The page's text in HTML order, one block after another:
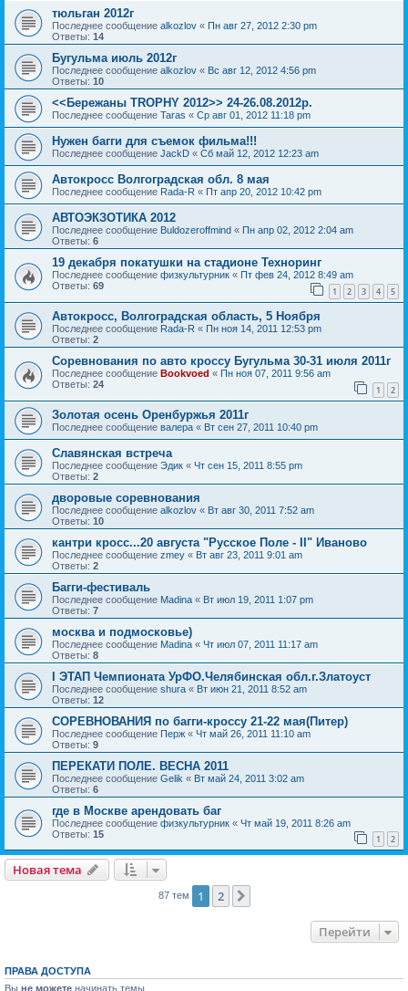
тюльган 2012г
Последнее сообщение alkozlov « Пн авг 27, 2012 2:30 pm
Ответы: 14
Бугульма июль 2012г
Последнее сообщение alkozlov « Вс авг 12, 2012 4:56 pm
Ответы: 10
<<Бережаны TROPHY 2012>> 24-26.08.2012р.
Последнее сообщение Taras « Ср авг 01, 2012 11:18 pm
Нужен багги для съемок фильма!!!
Последнее сообщение JackD « Сб май 12, 2012 12:23 am
Автокросс Волгоградская обл. 8 мая
Последнее сообщение Rada-R « Пт апр 20, 2012 10:42 pm
АВТОЭКЗОТИКА 2012
Последнее сообщение Buldozeroffmind « Пн апр 02, 2012 2:04 am
Ответы: 6
19 декабря покатушки на стадионе Техноринг
Последнее сообщение физкультурник « Пт фев 24, 2012 8:49 am
Ответы: 69 1 2 3 4 5
Автокросс, Волгоградская область, 5 Ноября
Последнее сообщение Rada-R « Пн ноя 14, 2011 12:53 pm
Ответы: 2
Соревнования по авто кроссу Бугульма 30-31 июля 2011г
Последнее сообщение Bookvoed « Пн ноя 07, 2011 9:56 am
Ответы: 24 1 2
Золотая осень Оренбуржья 2011г
Последнее сообщение валера « Вт сен 27, 2011 10:40 pm
Славянская встреча
Последнее сообщение Эдик « Чт сен 15, 2011 8:55 pm
Ответы: 2
дворовые соревнования
Последнее сообщение alkozlov « Вт авг 30, 2011 7:52 am
Ответы: 10
кантри кросс...20 августа "Русское Поле - II" Иваново
Последнее сообщение zmey « Вт авг 23, 2011 9:01 am
Ответы: 2
Багги-фестиваль
Последнее сообщение Madina « Вт июл 19, 2011 1:07 pm
Ответы: 7
москва и подмосковье)
Последнее сообщение Madina « Чт июл 07, 2011 11:17 am
Ответы: 8
I ЭТАП Чемпионата УрФО.Челябинская обл.г.Златоуст
Последнее сообщение shura « Вт июн 21, 2011 8:52 am
Ответы: 12
СОРЕВНОВАНИЯ по багги-кроссу 21-22 мая(Питер)
Последнее сообщение Перж « Чт май 26, 2011 11:10 am
Ответы: 9
ПЕРЕКАТИ ПОЛЕ. ВЕСНА 2011
Последнее сообщение Gelik « Вт май 24, 2011 3:02 am
Ответы: 6
где в Москве арендовать баг
Последнее сообщение физкультурник « Чт май 19, 2011 8:26 am
Ответы: 15 1 2
Новая тема
87 тем 1 2
Перейти
ПРАВА ДОСТУПА
Вы не можете начинать темы